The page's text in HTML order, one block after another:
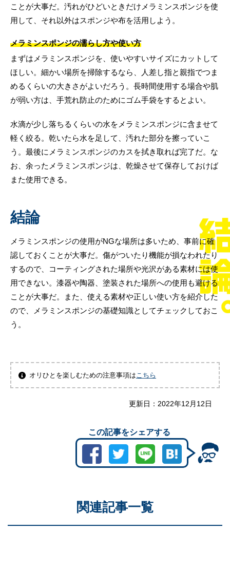
ことが大事だ。汚れがひどいときだけメラミンスポンジを使
用して、それ以外はスポンジや布を活用しよう。
メラミンスポンジの濡らし方や使い方
まずはメラミンスポンジを、使いやすいサイズにカットして
ほしい。細かい場所を掃除するなら、人差し指と親指でつま
めるくらいの大きさがよいだろう。長時間使用する場合や肌
が弱い方は、手荒れ防止のためにゴム手袋をするとよい。
水滴が少し落ちるくらいの水をメラミンスポンジに含ませて
軽く絞る。乾いたら水を足して、汚れた部分を擦っていこ
う。最後にメラミンスポンジのカスを拭き取れば完了だ。な
お、余ったメラミンスポンジは、乾燥させて保存しておけば
また使用できる。
結論
メラミンスポンジの使用がNGな場所は多いため、事前に確
認しておくことが大事だ。傷がついたり機能が損なわれたり
するので、コーティングされた場所や光沢がある素材には使
用できない。漆器や陶器、塗装された場所への使用も避ける
ことが大事だ。また、使える素材や正しい使い方を紹介した
ので、メラミンスポンジの基礎知識としてチェックしておこ
う。
オリひとを楽しむための注意事項はこちら
更新日： 2022年12月12日
この記事をシェアする
関連記事一覧